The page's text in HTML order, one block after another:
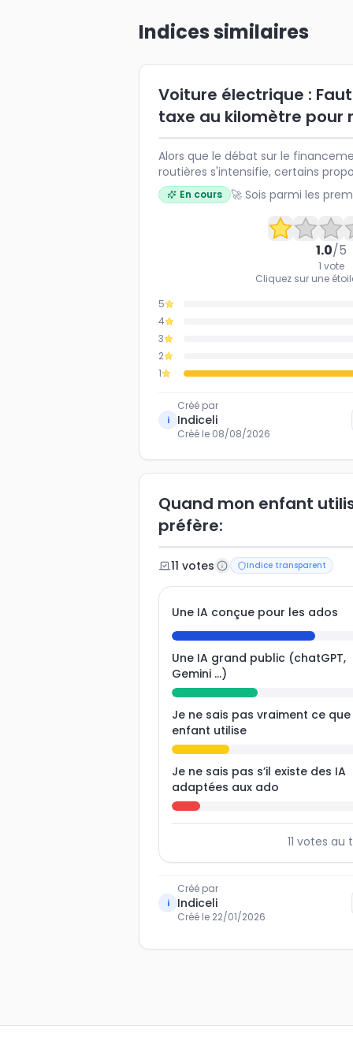
Indices similaires
Voiture électrique :
taxe au kilomètre pour
Alors que le débat sur le
routières s'intensifie, certains
kilomètre pour les véhicules
baisse des recettes liées aux
mesure serait-elle équitable et
mobilité durable en France ?
En cours 🚀 Sois parmi les
1.0/5
1 vote
Cliquez sur une
5
4
3
2
1
i
Créé par
Indiceli
Créé le 08/08/2026
Quand mon enfant
préfère:
11 votes Indice transparent
Une IA conçue pour les ados
Une IA grand public (chatGPT,
Gemini ...)
Je ne sais pas vraiment ce
enfant utilise
Je ne sais pas s’il existe des IA
adaptées aux ado
11 votes au
i
Créé par
Indiceli
Créé le 22/01/2026